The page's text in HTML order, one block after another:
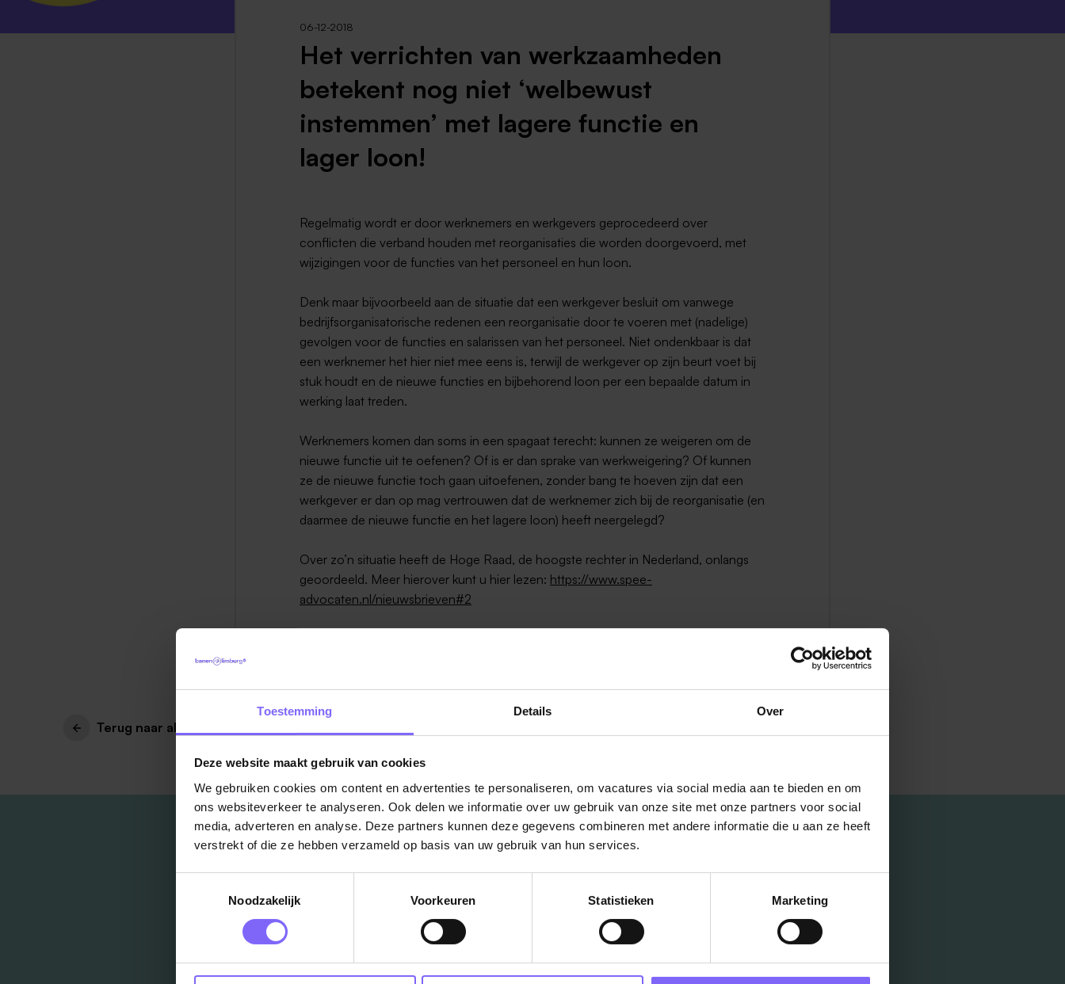
Toestemming Details Over
Deze website maakt gebruik van cookies
We gebruiken cookies om content en advertenties te personaliseren, om vacatures via social media aan te bieden en om
ons websiteverkeer te analyseren. Ook delen we informatie over uw gebruik van onze site met onze partners voor social
media, adverteren en analyse. Deze partners kunnen deze gegevens combineren met andere informatie die u aan ze heeft
verstrekt of die ze hebben verzameld op basis van uw gebruik van hun services.
Noodzakelijk
Voorkeuren Statistieken Marketing
06-12-2018
Het verrichten van werkzaamheden
betekent nog niet ‘welbewust
instemmen’ met lagere functie en
lager loon!
Regelmatig wordt er door werknemers en werkgevers geprocedeerd over
conflicten die verband houden met reorganisaties die worden doorgevoerd, met
wijzigingen voor de functies van het personeel en hun loon.
Denk maar bijvoorbeeld aan de situatie dat een werkgever besluit om vanwege
bedrijfsorganisatorische redenen een reorganisatie door te voeren met (nadelige)
gevolgen voor de functies en salarissen van het personeel. Niet ondenkbaar is dat
een werknemer het hier niet mee eens is, terwijl de werkgever op zijn beurt voet bij
stuk houdt en de nieuwe functies en bijbehorend loon per een bepaalde datum in
werking laat treden.
Werknemers komen dan soms in een spagaat terecht: kunnen ze weigeren om de
nieuwe functie uit te oefenen? Of is er dan sprake van werkweigering? Of kunnen
ze de nieuwe functie toch gaan uitoefenen, zonder bang te hoeven zijn dat een
werkgever er dan op mag vertrouwen dat de werknemer zich bij de reorganisatie (en
daarmee de nieuwe functie en het lagere loon) heeft neergelegd?
Over zo’n situatie heeft de Hoge Raad, de hoogste rechter in Nederland, onlangs
geoordeeld. Meer hierover kunt u hier lezen: https://www.spee-
advocaten.nl/nieuwsbrieven#2
Terug naar alle items
Vacatures
in je mailbox?